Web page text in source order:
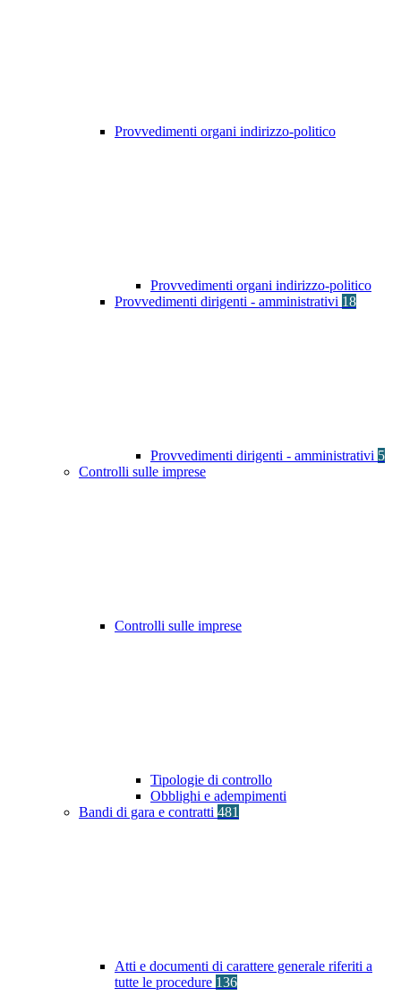
Provvedimenti organi indirizzo-politico
Provvedimenti organi indirizzo-politico
Provvedimenti dirigenti - amministrativi 18
Provvedimenti dirigenti - amministrativi 5
Controlli sulle imprese
Controlli sulle imprese
Tipologie di controllo
Obblighi e adempimenti
Bandi di gara e contratti 481
Atti e documenti di carattere generale riferiti a
tutte le procedure 136